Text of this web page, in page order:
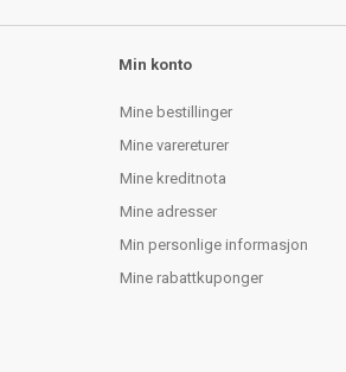
Min konto
Mine bestillinger
Mine varereturer
Mine kreditnota
Mine adresser
Min personlige informasjon
Mine rabattkuponger